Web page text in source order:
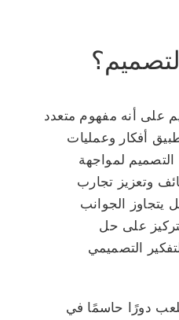
على أنه مفهوم متعدد
أفكار وعمليات
لمواجهة
وتعزيز تجارب
يتجاوز الجوانب
على حل
التصميمي
دورًا حاسمًا في